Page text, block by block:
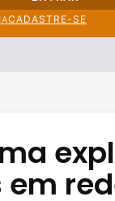
CADASTRE-SE